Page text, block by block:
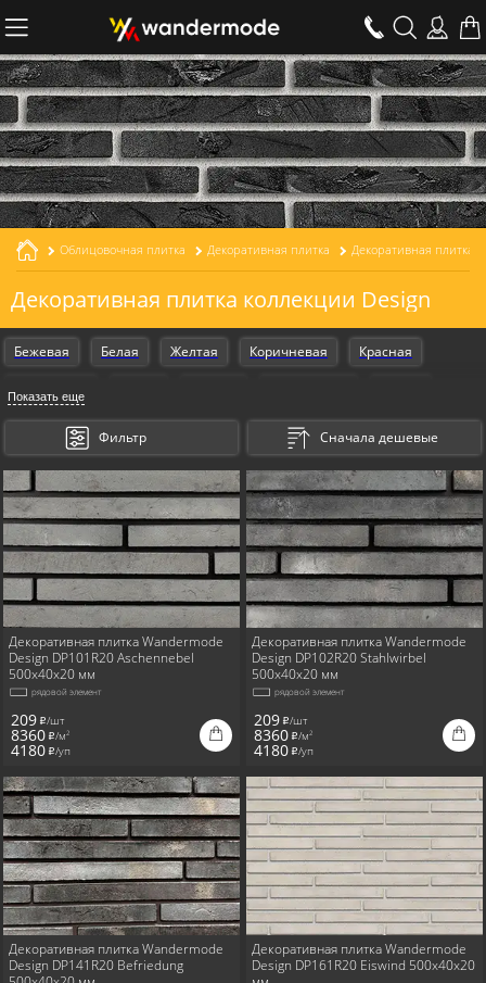
Облицовочная плитка Декоративная плитка Декоративная плитка
Декоративная плитка коллекции Design
Бежевая Белая Желтая Коричневая Красная
Оранжевая
Для внутренней отделки Для камина
Показать еще
Фильтр Сначала дешевые
Декоративная плитка Wandermode
Design DP101R20 Aschennebel
500x40x20 мм
рядовой элемент
209 i/шт
8360 i/м2
4180 i/уп
Декоративная плитка Wandermode
Design DP102R20 Stahlwirbel
500x40x20 мм
рядовой элемент
209 i/шт
8360 i/м2
4180 i/уп
Декоративная плитка Wandermode
Design DP141R20 Befriedung
Декоративная плитка Wandermode
Design DP161R20 Eiswind 500x40x20